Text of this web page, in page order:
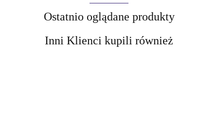
Ostatnio oglądane produkty
Inni Klienci kupili również